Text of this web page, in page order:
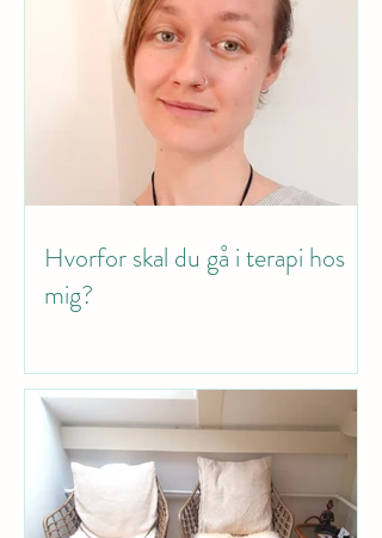
Hvorfor skal du gå i terapi hos
mig?